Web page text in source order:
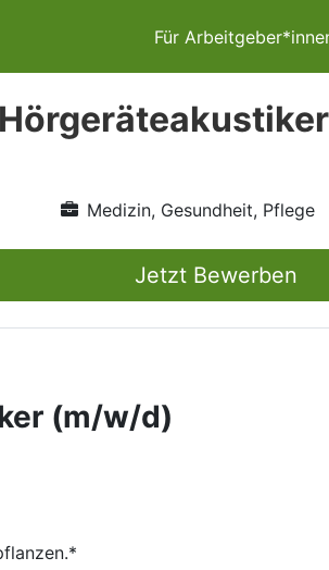
Für
Medizin, Gesundheit, Pflege
Jetzt Bewerben
(m/w/d)